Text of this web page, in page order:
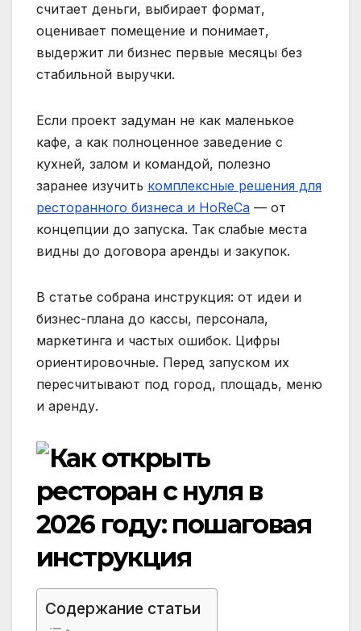
считает деньги, выбирает формат,
оценивает помещение и понимает,
выдержит ли бизнес первые месяцы без
стабильной выручки.
Если проект задуман не как маленькое
кафе, а как полноценное заведение с
кухней, залом и командой, полезно
заранее изучить комплексные решения для
ресторанного бизнеса и HoReCa — от
концепции до запуска. Так слабые места
видны до договора аренды и закупок.
В статье собрана инструкция: от идеи и
бизнес-плана до кассы, персонала,
маркетинга и частых ошибок. Цифры
ориентировочные. Перед запуском их
пересчитывают под город, площадь, меню
и аренду.
Содержание статьи